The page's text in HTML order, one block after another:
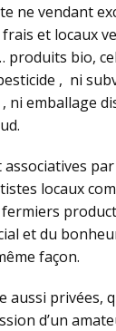
ne vendant
et locaux
bio,
, ni
ni emballage
par
locaux
et du
façon.
aussi privées,
d’un